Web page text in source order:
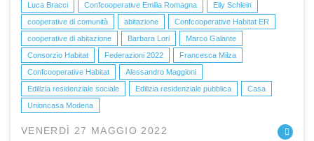
Luca Bracci Confcooperative Emilia Romagna
Elly Schlein
cooperative di comunità
abitazione
Confcooperative Habitat ER
cooperative di abitazione
Barbara Lori
Marco Galante
Consorzio Habitat
Federazioni 2022
Francesca Milza
Confcooperative Habitat
Alessandro Maggioni
Edilizia residenziale sociale
Edilizia residenziale pubblica
Casa
Unioncasa Modena
VENERDÌ 27 MAGGIO 2022